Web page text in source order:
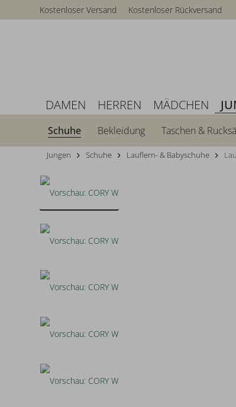
Kostenloser Versand Kostenloser Rückversand
DAMEN HERREN MÄDCHEN
Schuhe Bekleidung Taschen &
Jungen Schuhe Lauflern- & Babyschuhe